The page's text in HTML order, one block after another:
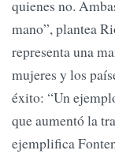
quienes no.
mano”, plantea
representa una
mujeres y los
éxito: “Un
que aumentó la
ejemplifica